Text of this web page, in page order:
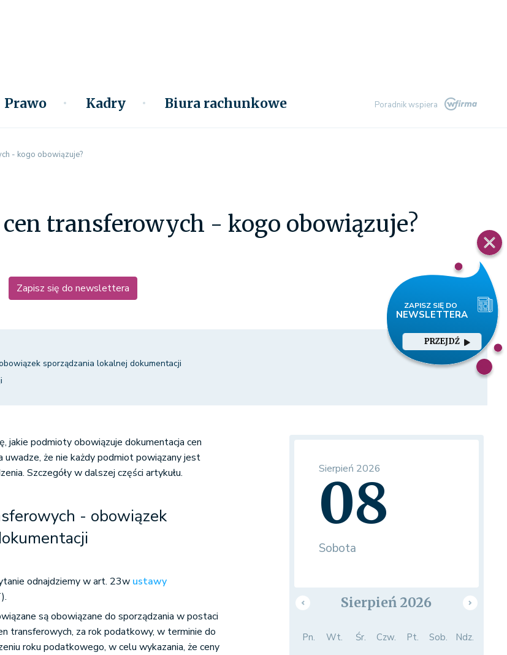
Prawo Kadry Biura rachunkowe Poradnik wspiera
PRZEJDŹ
- kogo obowiązuje?
transferowych - kogo obowiązuje?
Zapisz się do newslettera
sporządzania lokalnej dokumentacji
jakie podmioty obowiązuje dokumentacja cen
że nie każdy podmiot powiązany jest
Szczegóły w dalszej części artykułu.
- obowiązek
odnajdziemy w art. 23w ustawy
są obowiązane do sporządzania w postaci
transferowych, za rok podatkowy, w terminie do
roku podatkowego, w celu wykazania, że ceny
Sierpień 2026
08
Sobota
Sierpień 2026
Pn. Wt. Śr. Czw. Pt. Sob. Ndz.